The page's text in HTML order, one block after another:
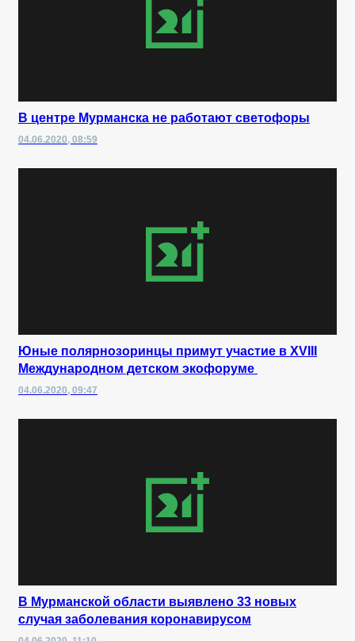
В центре Мурманска не работают светофоры
04.06.2020, 08:59
Юные полярнозоринцы примут участие в XVIII
Международном детском экофоруме
04.06.2020, 09:47
В Мурманской области выявлено 33 новых
случая заболевания коронавирусом